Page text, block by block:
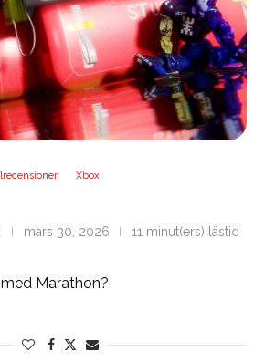
Xbox
mars 30, 2026 11 minut(ers) lästid
Marathon?